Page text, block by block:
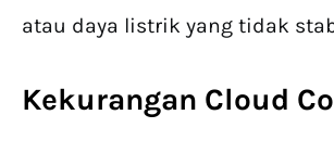
atau daya listrik yang tidak
Kekurangan Cloud